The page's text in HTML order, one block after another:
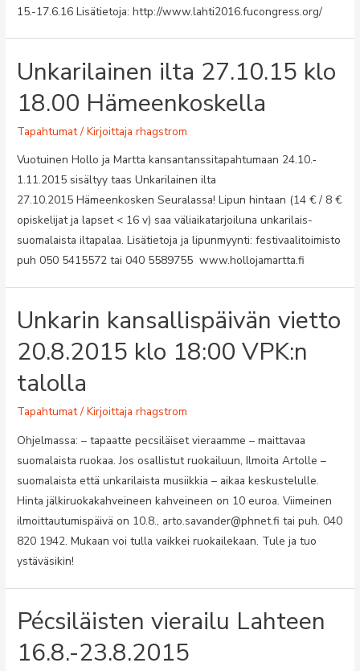
15.-17.6.16 Lisätietoja: http://www.lahti2016.fucongress.org/
Unkarilainen ilta 27.10.15 klo
18.00 Hämeenkoskella
Tapahtumat/ Kirjoittajarhagstrom
Vuotuinen Hollo ja Martta kansantanssitapahtumaan 24.10.‐
1.11.2015 sisältyy taas Unkarilainen ilta
27.10.2015 Hämeenkosken Seuralassa! Lipun hintaan (14 € / 8 €
opiskelijat ja lapset < 16 v) saa väliaikatarjoiluna unkarilais-
suomalaista iltapalaa. Lisätietoja ja lipunmyynti: festivaalitoimisto
puh 050 5415572 tai 040 5589755 www.hollojamartta.fi
Unkarin kansallispäivän vietto
20.8.2015 klo 18:00 VPK:n
talolla
Tapahtumat/ Kirjoittajarhagstrom
Ohjelmassa: – tapaatte pecsiläiset vieraamme – maittavaa
suomalaista ruokaa. Jos osallistut ruokailuun, Ilmoita Artolle –
suomalaista että unkarilaista musiikkia – aikaa keskustelulle.
Hinta jälkiruokakahveineen kahveineen on 10 euroa. Viimeinen
ilmoittautumispäivä on 10.8., arto.savander@phnet.fi tai puh. 040
820 1942. Mukaan voi tulla vaikkei ruokailekaan. Tule ja tuo
ystäväsikin!
Pécsiläisten vierailu Lahteen
16.8.-23.8.2015